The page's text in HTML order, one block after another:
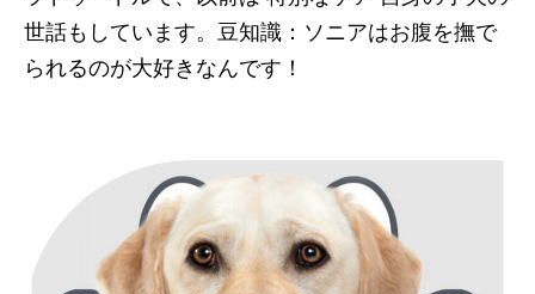
世話もしています。豆知識：ソニアはお腹を撫で
られるのが大好きなんです！